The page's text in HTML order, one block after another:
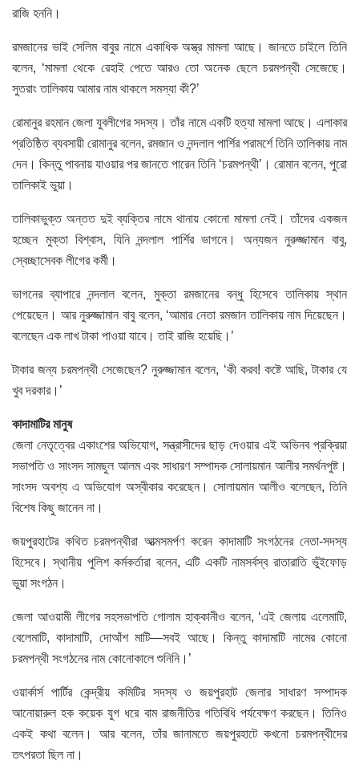
রাজি হননি।
রমজানের ভাই সেলিম বাবুর নামে একাধিক অস্ত্র মামলা আছে। জানতে চাইলে তিনি
বলেন, ‘মামলা থেকে রেহাই পেতে আরও তো অনেক ছেলে চরমপন্থী সেজেছে।
সুতরাং তালিকায় আমার নাম থাকলে সমস্যা কী?’
রোমানুর রহমান জেলা যুবলীগের সদস্য। তাঁর নামে একটি হত্যা মামলা আছে। এলাকার
প্রতিষ্ঠিত ব্যবসায়ী রোমানুর বলেন, রমজান ও নন্দলাল পার্শির পরামর্শে তিনি তালিকায় নাম
দেন। কিন্তু পাবনায় যাওয়ার পর জানতে পারেন তিনি ‘চরমপন্থী’। রোমান বলেন, পুরো
তালিকাই ভুয়া।
তালিকাভুক্ত অন্তত দুই ব্যক্তির নামে থানায় কোনো মামলা নেই। তাঁদের একজন
হচ্ছেন মুক্তা বিশ্বাস, যিনি নন্দলাল পার্শির ভাগনে। অন্যজন নুরুজ্জামান বাবু,
স্বেচ্ছাসেবক লীগের কর্মী।
ভাগনের ব্যাপারে নন্দলাল বলেন, মুক্তা রমজানের বন্ধু হিসেবে তালিকায় স্থান
পেয়েছেন। আর নুরুজ্জামান বাবু বলেন, ‘আমার নেতা রমজান তালিকায় নাম দিয়েছেন।
বলেছেন এক লাখ টাকা পাওয়া যাবে। তাই রাজি হয়েছি।’
টাকার জন্য চরমপন্থী সেজেছেন? নুরুজ্জামান বলেন, ‘কী করব! কষ্টে আছি, টাকার যে
খুব দরকার।’
কাদামাটির মানুষ
জেলা নেতৃত্বের একাংশের অভিযোগ, সন্ত্রাসীদের ছাড় দেওয়ার এই অভিনব প্রক্রিয়া
সভাপতি ও সাংসদ সামছুল আলম এবং সাধারণ সম্পাদক সোলায়মান আলীর সমর্থনপুষ্ট।
সাংসদ অবশ্য এ অভিযোগ অস্বীকার করেছেন। সোলায়মান আলীও বলেছেন, তিনি
বিশেষ কিছু জানেন না।
জয়পুরহাটের কথিত চরমপন্থীরা আত্মসমর্পণ করেন কাদামাটি সংগঠনের নেতা-সদস্য
হিসেবে। স্থানীয় পুলিশ কর্মকর্তারা বলেন, এটি একটি নামসর্বস্ব রাতারাতি ভুঁইফোড়
ভুয়া সংগঠন।
জেলা আওয়ামী লীগের সহসভাপতি গোলাম হাক্কানীও বলেন, ‘এই জেলায় এলেমাটি,
বেলেমাটি, কাদামাটি, দোআঁশ মাটি—সবই আছে। কিন্তু কাদামাটি নামের কোনো
চরমপন্থী সংগঠনের নাম কোনোকালে শুনিনি।’
ওয়ার্কার্স পার্টির কেন্দ্রীয় কমিটির সদস্য ও জয়পুরহাট জেলার সাধারণ সম্পাদক
আনোয়ারুল হক কয়েক যুগ ধরে বাম রাজনীতির গতিবিধি পর্যবেক্ষণ করছেন। তিনিও
একই কথা বলেন। আর বলেন, তাঁর জানামতে জয়পুরহাটে কখনো চরমপন্থীদের
তৎপরতা ছিল না।